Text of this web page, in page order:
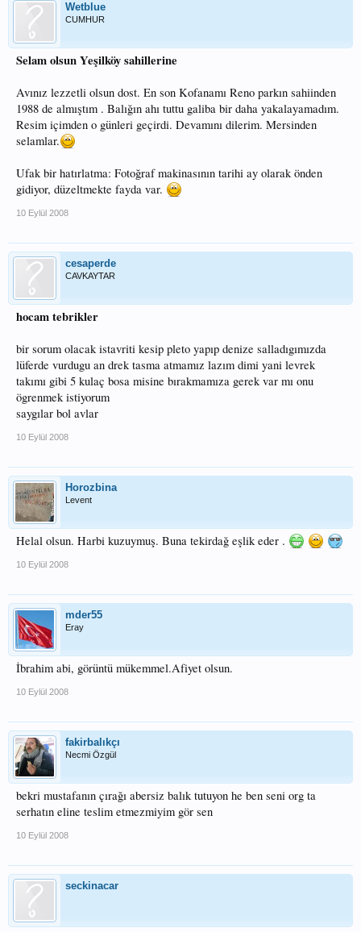
Wetblue
CUMHUR
Selam olsun Yeşilköy sahillerine
Avınız lezzetli olsun dost. En son Kofanamı Reno parkın sahiinden
1988 de almıştım . Balığın ahı tuttu galiba bir daha yakalayamadım.
Resim içimden o günleri geçirdi. Devamını dilerim. Mersinden
selamlar.
Ufak bir hatırlatma: Fotoğraf makinasının tarihi ay olarak önden
gidiyor, düzeltmekte fayda var.
10 Eylül 2008
cesaperde
CAVKAYTAR
hocam tebrikler
bir sorum olacak istavriti kesip pleto yapıp denize salladıgımızda
lüferde vurdugu an drek tasma atmamız lazım dimi yani levrek
takımı gibi 5 kulaç bosa misine bırakmamıza gerek var mı onu
ögrenmek istiyorum
saygılar bol avlar
10 Eylül 2008
Horozbina
Levent
Helal olsun. Harbi kuzuymuş. Buna tekirdağ eşlik eder .
10 Eylül 2008
mder55
Eray
İbrahim abi, görüntü mükemmel.Afiyet olsun.
10 Eylül 2008
fakirbalıkçı
Necmi Özgül
bekri mustafanın çırağı abersiz balık tutuyon he ben seni org ta
serhatın eline teslim etmezmiyim gör sen
10 Eylül 2008
seckinacar